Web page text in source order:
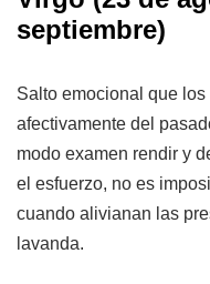
septiembre)
Salto emocional que
afectivamente del
modo examen rendir y
el esfuerzo, no es
cuando alivianan las
lavanda.